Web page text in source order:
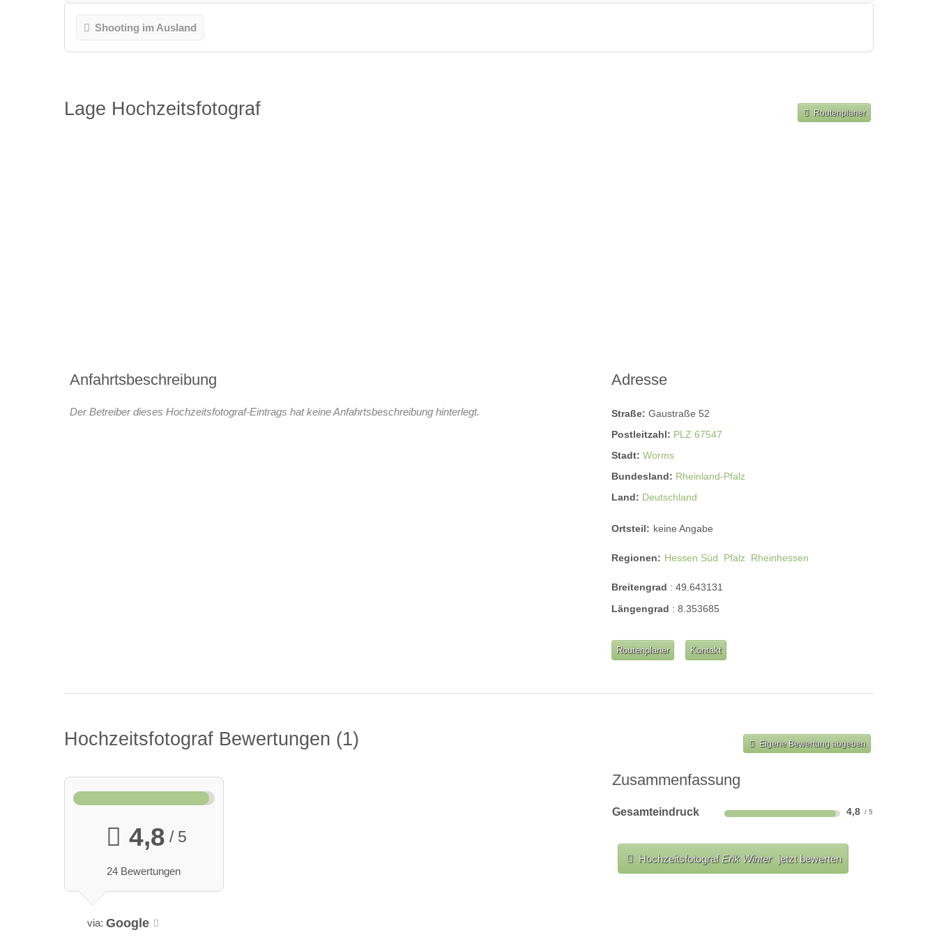
Shooting im Ausland
Lage Hochzeitsfotograf Routenplaner
Anfahrtsbeschreibung
Der Betreiber dieses Hochzeitsfotograf-Eintrags hat keine Anfahrtsbeschreibung hinterlegt.
Adresse
Straße:Gaustraße 52
Postleitzahl: PLZ 67547
Stadt:Worms
Bundesland: Rheinland-Pfalz
Land: Deutschland
Ortsteil: keine Angabe
Regionen: Hessen Süd Pfalz Rheinhessen
Breitengrad :49.643131
Längengrad :8.353685
Routenplaner Kontakt
Hochzeitsfotograf Bewertungen 1 Eigene Bewertung abgeben
Zusammenfassung
Gesamteindruck 4,8
HochzeitsfotografErik Winter jetzt bewerten
4,8 / 5
24 Bewertungen
via: Google